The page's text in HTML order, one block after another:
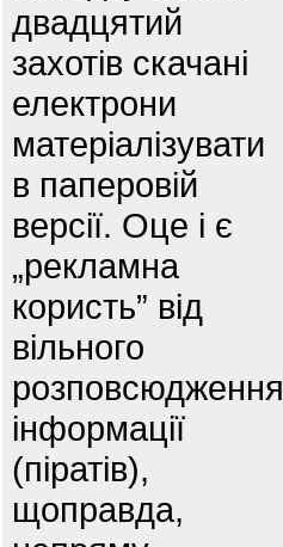
двадцятий
захотів скачані
електрони
матеріалізувати
в паперовій
версії. Оце і є
„рекламна
користь” від
вільного
розповсюдження
інформації
(піратів),
щоправда,